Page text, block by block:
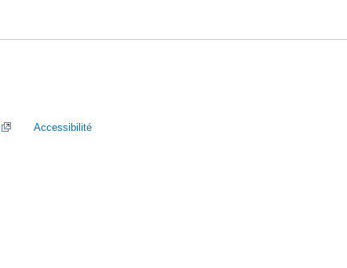
Accessibilité